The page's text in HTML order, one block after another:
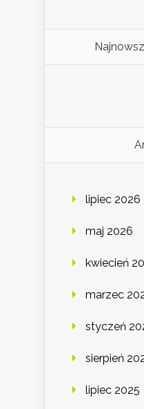
lipiec 2026
maj 2026
kwiecień
marzec
styczeń
sierpień
lipiec 2025